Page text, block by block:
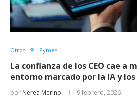
Otros Pymes
La confianza de los CEO cae a
entorno marcado por la IA y
por Nerea Merino 9 febrero, 2026